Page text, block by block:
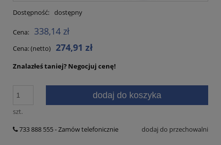
Dostępność: dostępny
Cena: 338,14 zł
Cena: (netto) 274,91 zł
Znalazłeś taniej? Negocjuj cenę!
szt.
dodaj do koszyka
733 888 555 - Zamów telefonicznie dodaj do przechowalni